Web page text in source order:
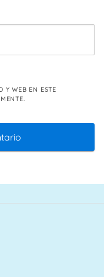
Y WEB EN ESTE